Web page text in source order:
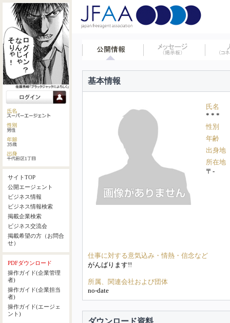
サイトTOP
公開エージェント
ビジネス情報
ビジネス情報検索
掲載企業検索
ビジネス交流会
掲載希望の方（お問合
せ）
PDFダウンロード
操作ガイド(企業管理
者)
操作ガイド(企業担当
者)
操作ガイド(エージェ
ント)
基本情報
氏名
* * *
性別
年齢
出身地
所在地
〒-
仕事に対する意気込み・情熱・信念など
がんばります!!
所属、関連会社および団体
no-date
ダウンロード資料